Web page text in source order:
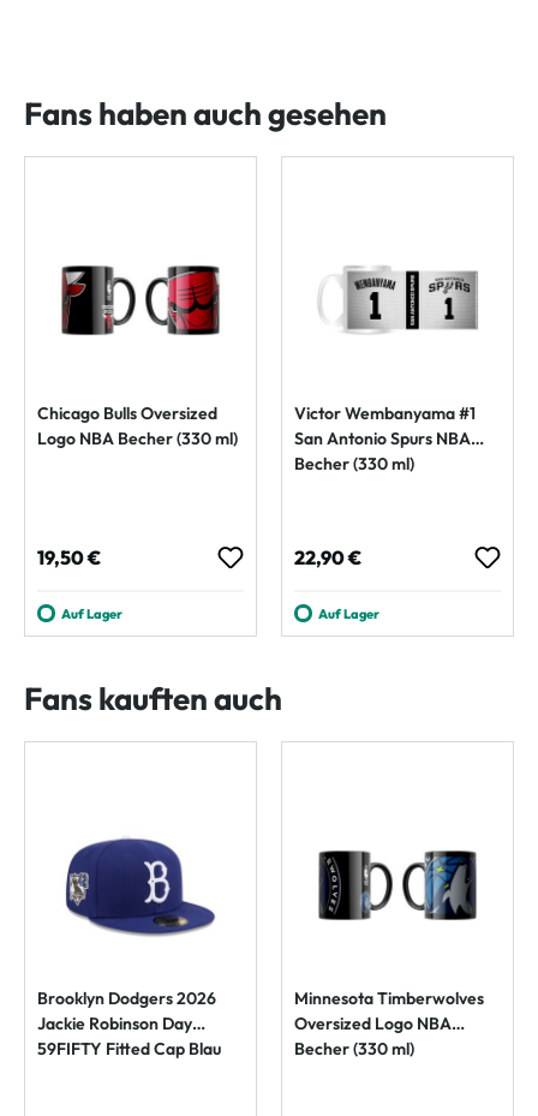
Fans haben auch gesehen
Chicago Bulls Oversized
Logo NBA Becher (330 ml)
Regulärer Preis:
19,50 €
Auf Lager
Victor Wembanyama #1
San Antonio Spurs NBA
Becher (330 ml)
Regulärer Preis:
22,90 €
Auf Lager
Fans kauften auch
Brooklyn Dodgers 2026
Jackie Robinson Day
59FIFTY Fitted Cap Blau
Minnesota Timberwolves
Oversized Logo NBA
Becher (330 ml)